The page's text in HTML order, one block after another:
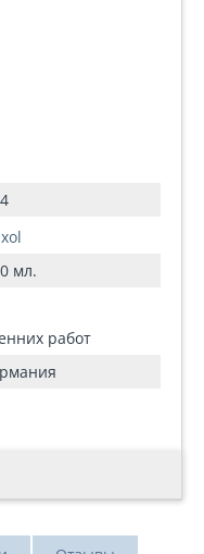
мл.
работ